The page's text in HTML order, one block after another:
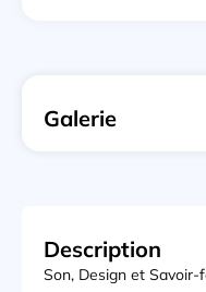
Galerie
Description
Son, Design et Savoir-